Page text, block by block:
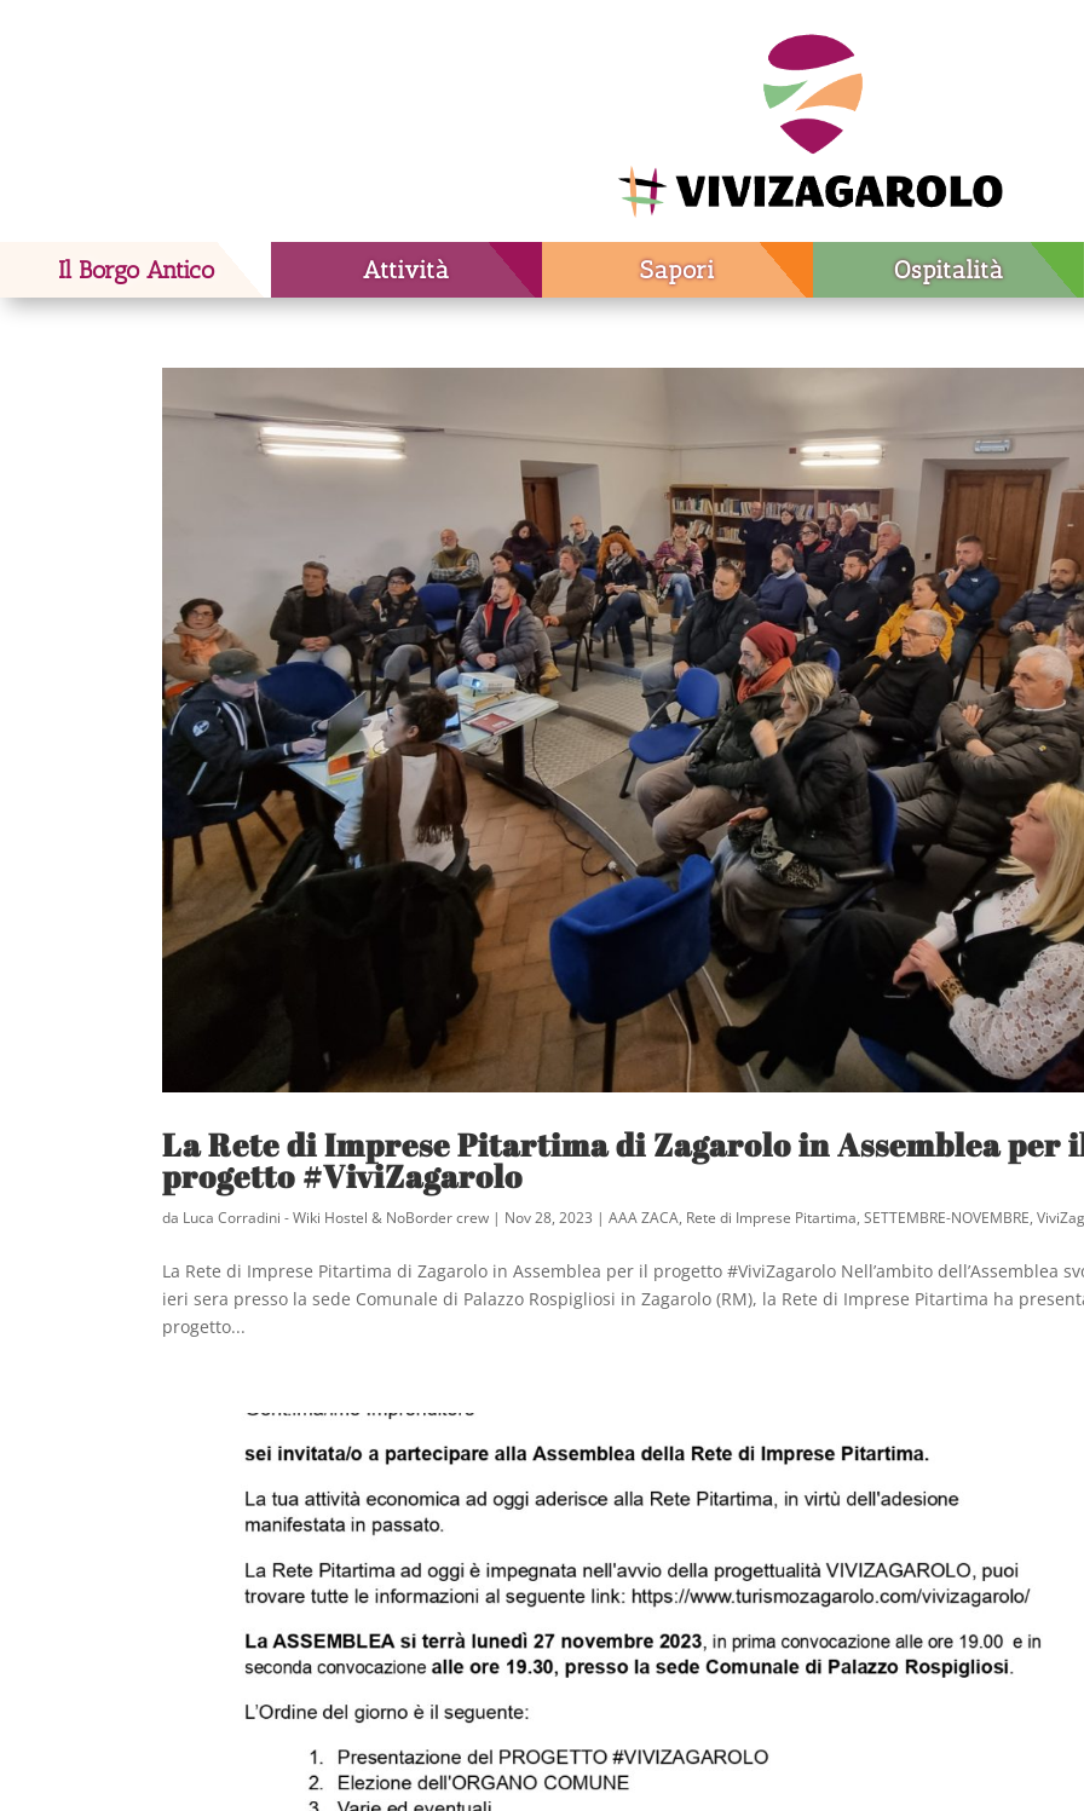
Il Borgo Antico Attività Sapori Ospitalità
La Rete di Imprese Pitartima di Zagarolo in Assemblea per
progetto #ViviZagarolo
da Luca Corradini - Wiki Hostel & NoBorder crew | Nov 28, 2023 |AAA ZACA, Rete di Imprese Pitartima,SETTEMBRE-NOVEMBRE,
La Rete di Imprese Pitartima di Zagarolo in Assemblea per il progetto #ViviZagarolo Nell’ambito dell’Assemblea
ieri sera presso la sede Comunale di Palazzo Rospigliosi in Zagarolo (RM), la Rete di Imprese Pitartima ha
progetto...